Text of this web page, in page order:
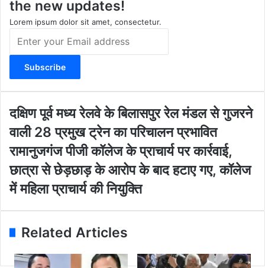
the new updates!
Lorem ipsum dolor sit amet, consectetur.
t
o
r
E
m
a
i
द
ण
पू
म
ध्य
ल
ला
दक्षिण पूर्व मध्य रेलवे के बिलासपुर रेल मंडल से गुजरने
वाली 28 प्रमुख ट्रेन का परिचालन प्रभावित
रा
नु
ज
ज
ले
रामानुजगंज पीजी कॉलेज के प्राचार्य पर कार्रवाई,
छात्रा से छेड़छाड़ के आरोप के बाद हटाए गए, कॉलेज
में महिला प्राचार्य की नियुक्ति
Related Articles